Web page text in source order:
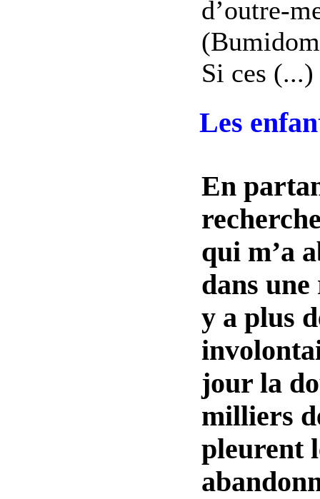
d’outre-
Si ces (...)
Les
En
qui m’a
dans
y a plus
jour la
milliers
pleurent